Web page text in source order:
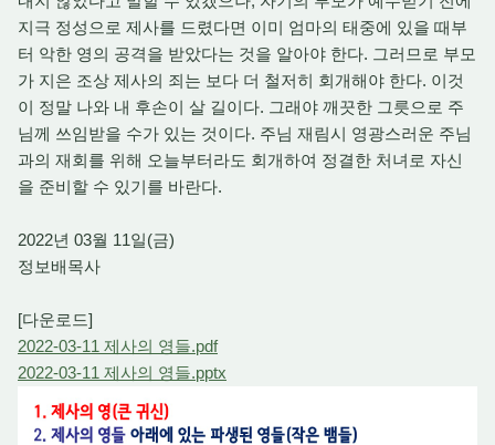
지극 정성으로 제사를 드렸다면 이미 엄마의 태중에 있을 때부
터 악한 영의 공격을 받았다는 것을 알아야 한다. 그러므로 부모
가 지은 조상 제사의 죄는 보다 더 철저히 회개해야 한다. 이것
이 정말 나와 내 후손이 살 길이다. 그래야 깨끗한 그릇으로 주
님께 쓰임받을 수가 있는 것이다. 주님 재림시 영광스러운 주님
과의 재회를 위해 오늘부터라도 회개하여 정결한 처녀로 자신
을 준비할 수 있기를 바란다.
2022년 03월 11일(금)
정보배목사
[다운로드]
2022-03-11 제사의 영들.pdf
2022-03-11 제사의 영들.pptx